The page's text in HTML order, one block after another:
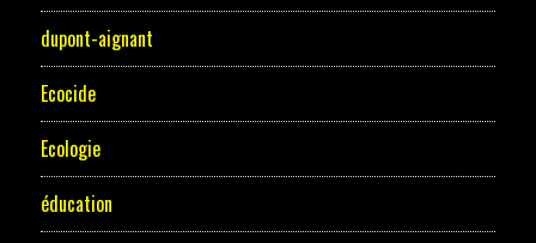
dupont-aignant
Ecocide
Ecologie
éducation